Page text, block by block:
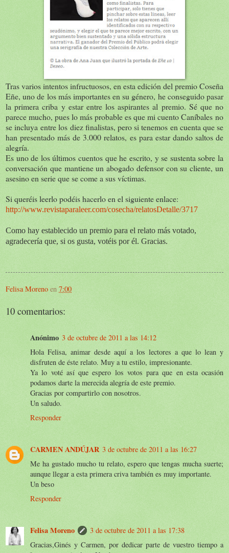
Tras varios intentos infructuosos, en esta edición del premio Coseña
Eñe, uno de los más importantes en su género, he conseguido pasar
la primera criba y estar entre los aspirantes al premio. Sé que no
parece mucho, pues lo más probable es que mi cuento Caníbales no
se incluya entre los diez finalistas, pero si tenemos en cuenta que se
han presentado más de 3.000 relatos, es para estar dando saltos de
alegría.
Es uno de los últimos cuentos que he escrito, y se sustenta sobre la
conversación que mantiene un abogado defensor con su cliente, un
asesino en serie que se come a sus víctimas.
Si queréis leerlo podéis hacerlo en el siguiente enlace:
http://www.revistaparaleer.com/cosecha/relatosDetalle/3717
Como hay establecido un premio para el relato más votado,
agradecería que, si os gusta, votéis por él. Gracias.
Felisa Moreno en 7:00
10 comentarios:
Anónimo 3 de octubre de 2011 a las 14:12
Hola Felisa, animar desde aquí a los lectores a que lo lean y
disfruten de éste relato. Muy a tu estilo, impresionante.
Ya lo voté así que espero los votos para que en esta ocasión
podamos darte la merecida alegría de este premio.
Gracias por compartirlo con nosotros.
Un saludo.
Responder
CARMEN ANDÚJAR 3 de octubre de 2011 a las 16:27
Me ha gustado mucho tu relato, espero que tengas mucha suerte;
aunque llegar a esta primera criva también es muy importante.
Un beso
Responder
Felisa Moreno
3 de octubre de 2011 a las 17:38
Gracias,Ginés y Carmen, por dedicar parte de vuestro tiempo a